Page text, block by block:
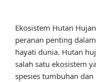
Ekosistem Hutan
peranan penting
hayati dunia. Hutan
salah satu ekosistem
spesies tumbuhan